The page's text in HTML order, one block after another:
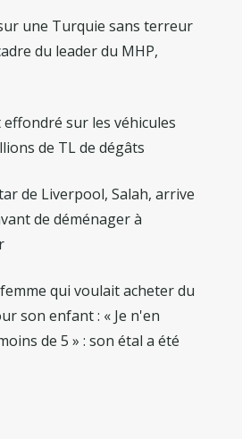
une Turquie sans terreur
du leader du MHP,
sur les véhicules
de TL de dégâts
de Liverpool, Salah, arrive
de déménager à
qui voulait acheter du
son enfant : « Je n'en
de 5 » : son étal a été